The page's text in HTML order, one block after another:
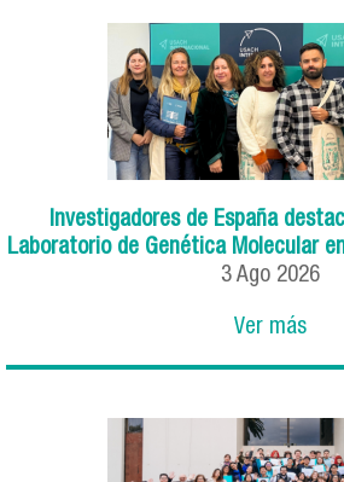
Investigadores de España
Laboratorio de Genética Molecular
3 Ago 2026
Ver más